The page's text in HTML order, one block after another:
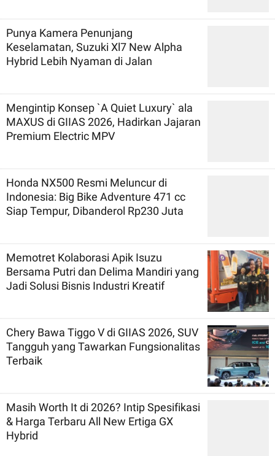
Punya Kamera Penunjang
Keselamatan, Suzuki Xl7 New Alpha
Hybrid Lebih Nyaman di Jalan
Mengintip Konsep `A Quiet Luxury` ala
MAXUS di GIIAS 2026, Hadirkan Jajaran
Premium Electric MPV
Honda NX500 Resmi Meluncur di
Indonesia: Big Bike Adventure 471 cc
Siap Tempur, Dibanderol Rp230 Juta
Memotret Kolaborasi Apik Isuzu
Bersama Putri dan Delima Mandiri yang
Jadi Solusi Bisnis Industri Kreatif
Chery Bawa Tiggo V di GIIAS 2026, SUV
Tangguh yang Tawarkan Fungsionalitas
Terbaik
Masih Worth It di 2026? Intip Spesifikasi
& Harga Terbaru All New Ertiga GX
Hybrid